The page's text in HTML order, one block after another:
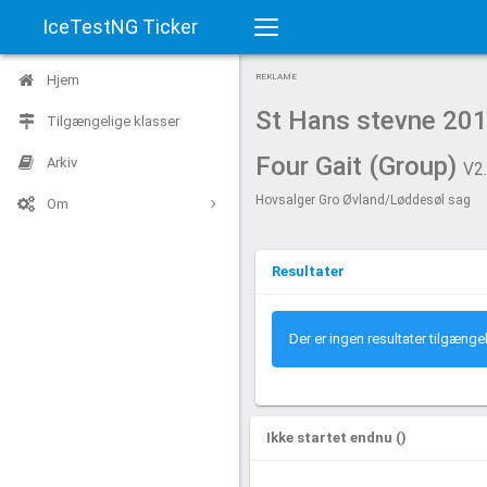
IceTestNG Ticker
Toggle
navigation
Hjem
Tilgængelige klasser
Arkiv
Om
REKLAME
St Hans stevne
Four Gait (Group)
Hovsalger Gro Øvland/Løddesøl sag
Resultater
Der er ingen resultater
Ikke startet endnu ()